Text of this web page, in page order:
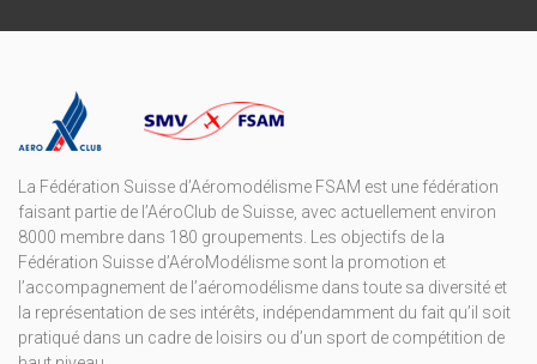
La Fédération Suisse d’Aéromodélisme FSAM est une fédération
faisant partie de l’AéroClub de Suisse, avec actuellement environ
8000 membre dans 180 groupements. Les objectifs de la
Fédération Suisse d’AéroModélisme sont la promotion et
l’accompagnement de l’aéromodélisme dans toute sa diversité et
la représentation de ses intérêts, indépendamment du fait qu’il soit
pratiqué dans un cadre de loisirs ou d’un sport de compétition de